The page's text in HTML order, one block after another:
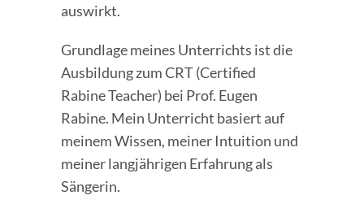
auswirkt.
Grundlage meines Unterrichts ist die
Ausbildung zum CRT (Certified
Rabine Teacher) bei Prof. Eugen
Rabine. Mein Unterricht basiert auf
meinem Wissen, meiner Intuition und
meiner langjährigen Erfahrung als
Sängerin.